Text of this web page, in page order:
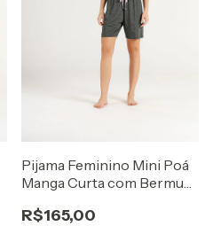
Pijama Feminino Mini Poá
Manga Curta com Bermuda
R$165,00